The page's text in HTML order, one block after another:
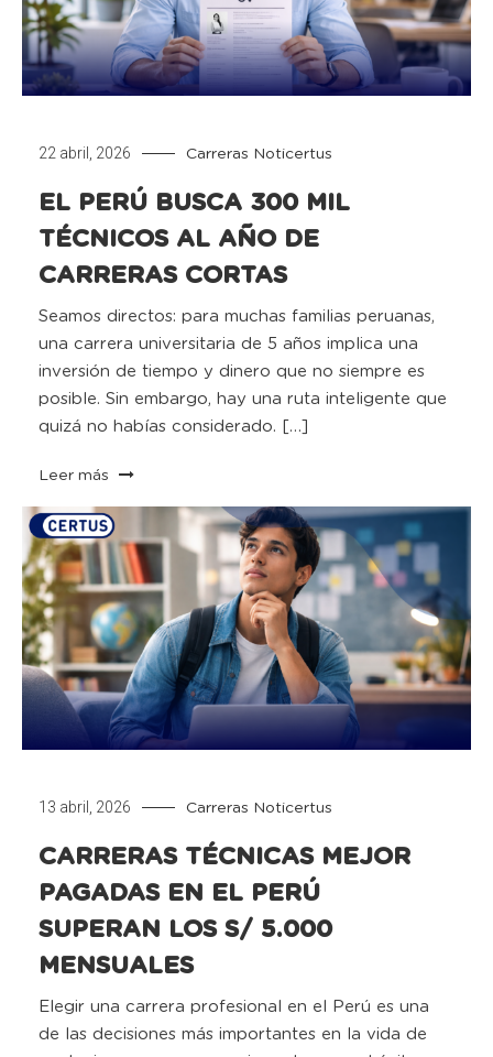
22 abril, 2026 Carreras Noticertus
EL PERÚ BUSCA 300 MIL
TÉCNICOS AL AÑO DE
CARRERAS CORTAS
Seamos directos: para muchas familias peruanas,
una carrera universitaria de 5 años implica una
inversión de tiempo y dinero que no siempre es
posible. Sin embargo, hay una ruta inteligente que
quizá no habías considerado. […]
Leer más
13 abril, 2026 Carreras Noticertus
CARRERAS TÉCNICAS MEJOR
PAGADAS EN EL PERÚ
SUPERAN LOS S/ 5.000
MENSUALES
Elegir una carrera profesional en el Perú es una
de las decisiones más importantes en la vida de